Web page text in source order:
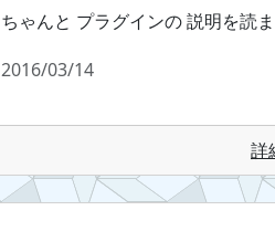
ちゃんと プラグインの 説明を読
2016/03/14
詳